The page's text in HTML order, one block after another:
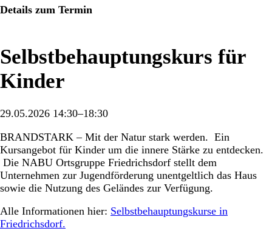
Details zum Termin
Selbstbehauptungskurs für
Kinder
29.05.2026 14:30–18:30
BRANDSTARK – Mit der Natur stark werden. Ein
Kursangebot für Kinder um die innere Stärke zu entdecken.
Die NABU Ortsgruppe Friedrichsdorf stellt dem
Unternehmen zur Jugendförderung unentgeltlich das Haus
sowie die Nutzung des Geländes zur Verfügung.
Alle Informationen hier: Selbstbehauptungskurse in
Friedrichsdorf.